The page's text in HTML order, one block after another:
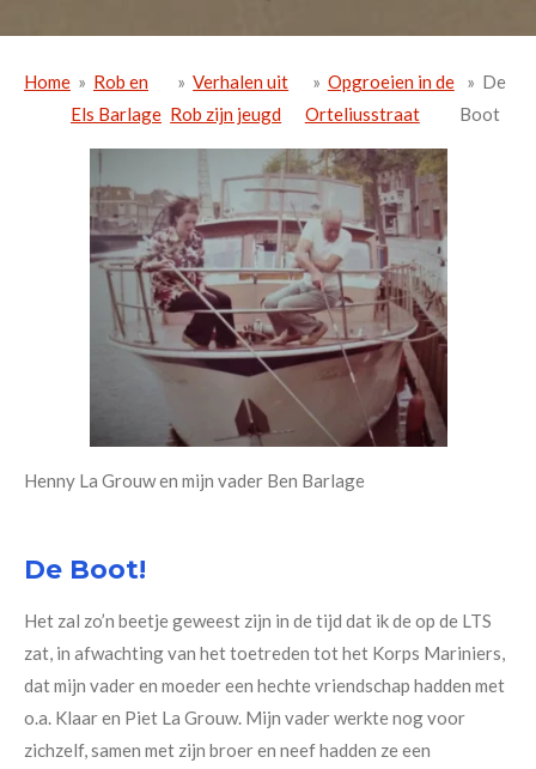
Home » Rob en
Els Barlage
» Verhalen uit
Rob zijn jeugd
» Opgroeien in de
Orteliusstraat
» De
Boot
Henny La Grouw en mijn vader Ben Barlage
De Boot!
Het zal zo’n beetje geweest zijn in de tijd dat ik de op de LTS
zat, in afwachting van het toetreden tot het Korps Mariniers,
dat mijn vader en moeder een hechte vriendschap hadden met
o.a. Klaar en Piet La Grouw. Mijn vader werkte nog voor
zichzelf, samen met zijn broer en neef hadden ze een